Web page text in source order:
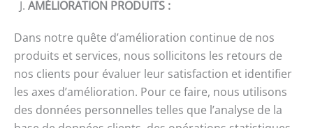
J. AMÉLIORATION PRODUITS :
Dans notre quête d’amélioration continue de nos
produits et services, nous sollicitons les retours de
nos clients pour évaluer leur satisfaction et identifier
les axes d’amélioration. Pour ce faire, nous utilisons
des données personnelles telles que l’analyse de la